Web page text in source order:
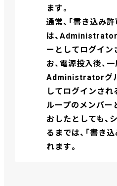
ます。
通常、「書き込み
は、
ーとしてログイン
お、電源投入後、
Administratorグ
してログインされ
ループのメンバー
おしたとしても、
るまでは、「書き
れます。